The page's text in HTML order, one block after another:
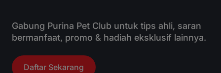
Gabung Purina Pet Club untuk tips ahli, saran
bermanfaat, promo & hadiah eksklusif lainnya.
Daftar Sekarang